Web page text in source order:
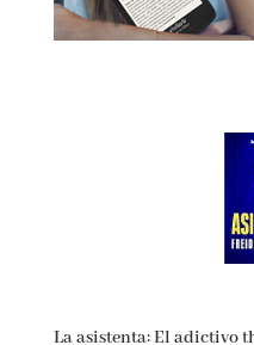
La asistenta: El adictivo